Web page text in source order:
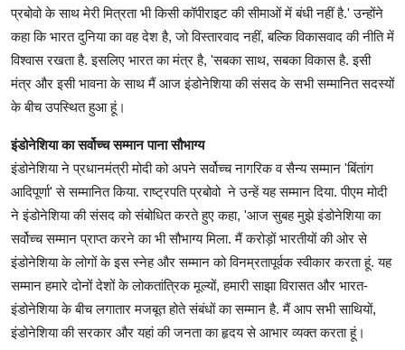
प्रबोवो के साथ मेरी मित्रता भी किसी कॉपीराइट की सीमाओं में बंधी नहीं है.' उन्होंने
कहा कि भारत दुनिया का वह देश है, जो विस्तारवाद नहीं, बल्कि विकासवाद की नीति में
विश्वास रखता है. इसलिए भारत का मंत्र है, 'सबका साथ, सबका विकास है. इसी
मंत्र और इसी भावना के साथ मैं आज इंडोनेशिया की संसद के सभी सम्मानित सदस्यों
के बीच उपस्थित हुआ हूं।
इंडोनेशिया का सर्वोच्च सम्मान पाना सौभाग्य
इंडोनेशिया ने प्रधानमंत्री मोदी को अपने सर्वोच्च नागरिक व सैन्य सम्मान 'बिंतांग
आदिपूर्णा' से सम्मानित किया. राष्ट्रपति प्रबोवो ने उन्हें यह सम्मान दिया. पीएम मोदी
ने इंडोनेशिया की संसद को संबोधित करते हुए कहा, 'आज सुबह मुझे इंडोनेशिया का
सर्वोच्च सम्मान प्राप्त करने का भी सौभाग्य मिला. मैं करोड़ों भारतीयों की ओर से
इंडोनेशिया के लोगों के इस स्नेह और सम्मान को विनम्रतापूर्वक स्वीकार करता हूं. यह
सम्मान हमारे दोनों देशों के लोकतांत्रिक मूल्यों, हमारी साझा विरासत और भारत-
इंडोनेशिया के बीच लगातार मजबूत होते संबंधों का सम्मान है. मैं आप सभी साथियों,
इंडोनेशिया की सरकार और यहां की जनता का हृदय से आभार व्यक्त करता हूं।